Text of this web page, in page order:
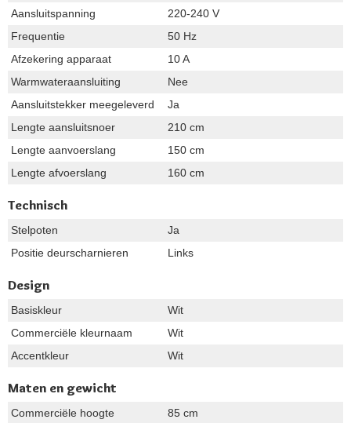
Aansluitspanning
220-240 V
Frequentie
50 Hz
Afzekering apparaat
10 A
Warmwateraansluiting
Nee
Aansluitstekker meegeleverd
Ja
Lengte aansluitsnoer
210 cm
Lengte aanvoerslang
150 cm
Lengte afvoerslang
160 cm
Technisch
Stelpoten
Ja
Positie deurscharnieren
Links
Design
Basiskleur
Wit
Commerciële kleurnaam
Wit
Accentkleur
Wit
Maten en gewicht
Commerciële hoogte
85 cm